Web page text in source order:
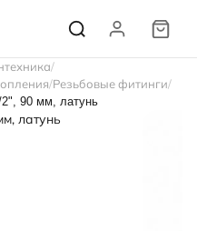
Резьбовые фитинги
90 мм, латунь